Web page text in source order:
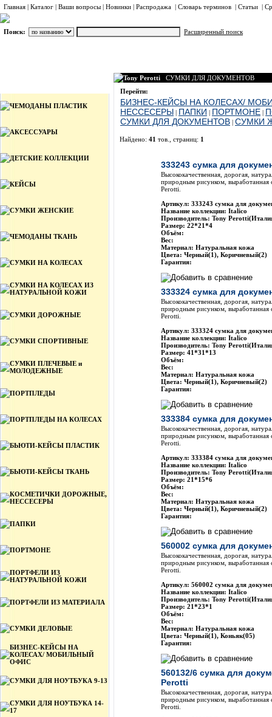
Главная | Каталог | Ваши вопросы | Новинки | Распродажа | Словарь терминов | Статьи |
Поиск: Расширенный поиск
ЧЕМОДАНЫ ПЛАСТИК
АКСЕССУАРЫ
ДЕТСКИЕ КОЛЛЕКЦИИ
КЕЙСЫ
СУМКИ ЖЕНСКИЕ
ЧЕМОДАНЫ ТКАНЬ
СУМКИ НА КОЛЕСАХ
СУМКИ НА КОЛЕСАХ ИЗ
НАТУРАЛЬНОЙ КОЖИ
СУМКИ ДОРОЖНЫЕ
СУМКИ СПОРТИВНЫЕ
СУМКИ ПЛЕЧЕВЫЕ и
МОЛОДЕЖНЫЕ
ПОРТПЛЕДЫ
ПОРТПЛЕДЫ НА КОЛЕСАХ
БЬЮТИ-КЕЙСЫ ПЛАСТИК
БЬЮТИ-КЕЙСЫ ТКАНЬ
КОСМЕТИЧКИ ДОРОЖНЫЕ,
НЕССЕСЕРЫ
ПАПКИ
ПОРТМОНЕ
ПОРТФЕЛИ ИЗ
НАТУРАЛЬНОЙ КОЖИ
ПОРТФЕЛИ ИЗ МАТЕРИАЛА
СУМКИ ДЕЛОВЫЕ
БИЗНЕС-КЕЙСЫ НА
КОЛЕСАХ/ МОБИЛЬНЫЙ
ОФИС
СУМКИ ДЛЯ НОУТБУКА 9-13
СУМКИ ДЛЯ НОУТБУКА 14-
17
Tony Perotti
СУМКИ ДЛЯ ДОКУМЕНТОВ
Перейти:
БИЗНЕС-КЕЙСЫ НА КОЛЕСАХ/
НЕССЕСЕРЫ | ПАПКИ | ПОРТМОНЕ |
СУМКИ ДЛЯ ДОКУМЕНТОВ | СУМКИ
Найдено: 41 тов., страниц: 1
333243 сумка для
Высококачественная, дорогая,
природным рисунком, выработанная
Perotti.
Артикул: 333243 сумка для
Название коллекции: Italico
Производитель: Tony
Размер: 22*21*4
Объём:
Вес:
Материал: Натуральная кожа
Цвета: Черный(1), Коричневый(2)
Гарантия:
333324 сумка для
Высококачественная, дорогая,
природным рисунком, выработанная
Perotti.
Артикул: 333324 сумка для
Название коллекции: Italico
Производитель: Tony
Размер: 41*31*13
Объём:
Вес:
Материал: Натуральная кожа
Цвета: Черный(1), Коричневый(2)
Гарантия:
333384 сумка для
Высококачественная, дорогая,
природным рисунком, выработанная
Perotti.
Артикул: 333384 сумка для
Название коллекции: Italico
Производитель: Tony
Размер: 21*15*6
Объём:
Вес:
Материал: Натуральная кожа
Цвета: Черный(1), Коричневый(2)
Гарантия:
560002 сумка для
Высококачественная, дорогая,
природным рисунком, выработанная
Perotti.
Артикул: 560002 сумка для
Название коллекции: Italico
Производитель: Tony
Размер: 21*23*1
Объём:
Вес:
Материал: Натуральная кожа
Цвета: Черный(1), Коньяк(05)
Гарантия:
560132/6 сумка для
Perotti
Высококачественная, дорогая,
природным рисунком, выработанная
Perotti.